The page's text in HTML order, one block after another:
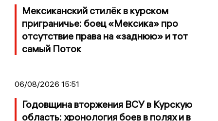
Мексиканский стилёк в курском
приграничье: боец «Мексика» про
отсутствие права на «заднюю» и тот
самый Поток
06/08/2026 15:51
Годовщина вторжения ВСУ в Курскую
область: хронология боев в полях и в